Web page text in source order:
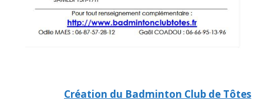
Création du Badminton Club de Tôtes